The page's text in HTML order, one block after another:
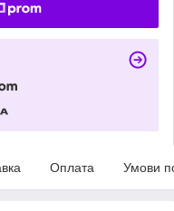
Оплата Умови